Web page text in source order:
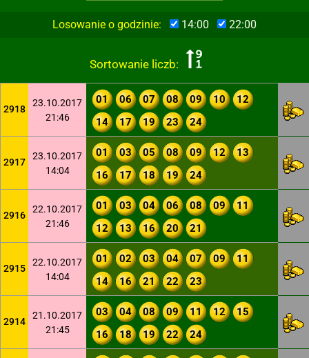
Losowanie o godzinie: 14:00 22:00
Sortowanie liczb:
2918
23.10.2017
21:46
01 06 07 08 09 10
12
14
17 19 23 24
2917
23.10.2017
14:04
01 03 05 08 09 12
13
16
17 18 19 24
2916
22.10.2017
21:46
01 03 04 06 08 09
11
12
13 16 20 21
2915
22.10.2017
14:04
01 02 03 04 07 09
11
14
16 21 22 23
2914
21.10.2017
21:45
03 04 08 09 11 12
15
16
18 19 22 24